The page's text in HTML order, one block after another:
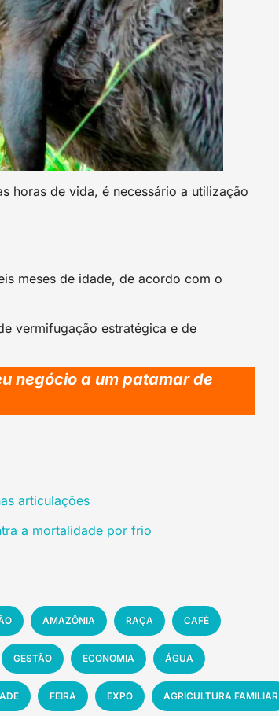
horas de vida, é necessário a utilização
meses de idade, de acordo com o
vermifugação estratégica e de
negócio a um patamar de
articulações
a mortalidade por frio
AMAZÔNIA RAÇA CAFÉ
GESTÃO ECONOMIA ÁGUA
FEIRA EXPO AGRICULTURA FAMILIAR